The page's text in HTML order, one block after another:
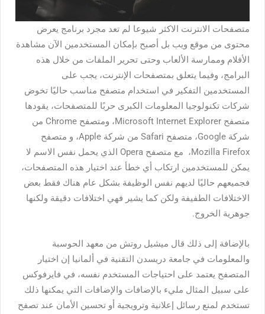
متصفحات الانترنت الاكثر شيوعا لم تعد مجرد برنامج يعرض
محتوى من موقع ويب بل أصبح بإمكان المستخدمين الآن مشاهدة
الأفلام وممارسة الألعاب وحتى تحرير الملفات من خلال هذه
البرامج، وفيما يتعلق بمتصفحات الإنترنت، يجب على
المستخدمين التفكير في استخدام متصفح مناسب حاليًا تخوض
شركات تكنولوجيا المعلومات الكبرى حربًا للمتصفحات، يقودها
متصفح Microsoft Internet Explorer، ومتصفح Chrome من
شركة Google، متصفح Safari من شركة Apple، و متصفح
Mozilla Firefox، مع متصفح Opera الذي يحمل نفس الاسم لا
يمكن للمستخدمين ارتكاب أي خطأ عند اختيار هذه المتصفحات،
فجميعهم حاليًا لديهم نفس الوظيفة بشكل عام هناك فقط بعض
الاختلافات الطفيفة ولكن كما يشير فهي اختلافات دقيقة ولكنها
جوهرية الخروج.
بالإضافة إلى ذلك قال ميشيل روتش من معهد الحوسبة
والمعلومات في جامعة دريسدن التقنية في ألمانيا إن اختيار
المتصفح يعتمد على احتياجات المستخدم نفسه، في فايرفوكس
على سبيل المثال مليء بالإضافات والإضافات التي يمكنها ذلك
تستخدم لمنع رسائل إعلانية وترويجية أو تحسين الأمان عند تصفح